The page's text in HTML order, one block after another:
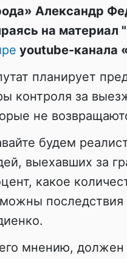
Александр
на материал
youtube-канала
планирует
контроля за
не
будем
выехавших за
какое
последствия
мнению, должен